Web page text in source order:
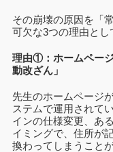
その崩壊の原因を 「
可欠な3つの理由とし
理由①：ホームペー
動改ざん」
先生のホームページ
ステムで運用されて
インの仕様変更、あ
イミングで、住所が
換わってしまうこと